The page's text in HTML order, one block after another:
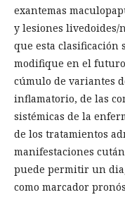
exantemas
y lesiones livedoides/
que esta clasificación
modifique en el
cúmulo de variantes
inflamatorio, de las
sistémicas de la
de los tratamientos
manifestaciones
puede permitir un
como marcador